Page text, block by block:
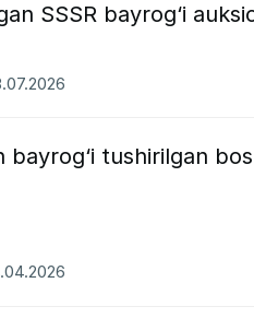
SSSR bayrog‘i
bayrog‘i tushirilgan